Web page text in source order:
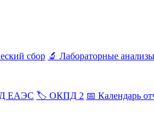
сбор 🔬 Лабораторные анализы
ЕАЭС 🏷️ ОКПД 2 📅 Календарь